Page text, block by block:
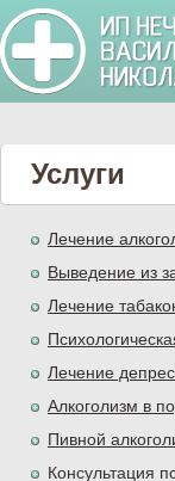
Услуги
Лечение
Выведение из
Лечение
Лечение
Алкоголизм в
Пивной
Консультация